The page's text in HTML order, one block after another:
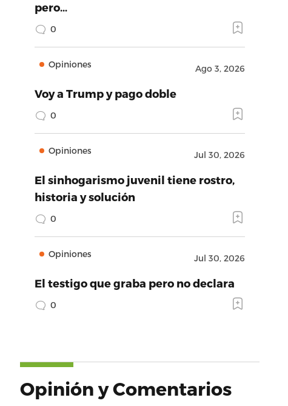
pero…
0
Opiniones Ago 3, 2026
Voy a Trump y pago doble
0
Opiniones Jul 30, 2026
El sinhogarismo juvenil tiene rostro,
historia y solución
0
Opiniones Jul 30, 2026
El testigo que graba pero no declara
0
Opinión y Comentarios